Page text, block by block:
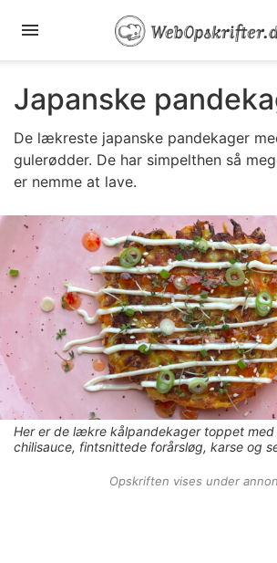
Japanske
De lækreste japanske pandekager
gulerødder. De har simpelthen så
er nemme at lave.
Her er de lækre kålpandekager toppet med
chilisauce, fintsnittede forårsløg, karse og
Opskriften vises under